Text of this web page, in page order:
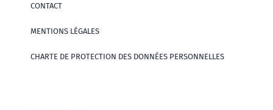
CONTACT
MENTIONS LÉGALES
CHARTE DE PROTECTION DES DONNÉES PERSONNELLES